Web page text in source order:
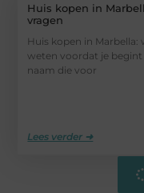
Huis kopen in
vragen
Huis kopen in Marbella:
weten voordat je begint
naam die voor
Lees verder ➜